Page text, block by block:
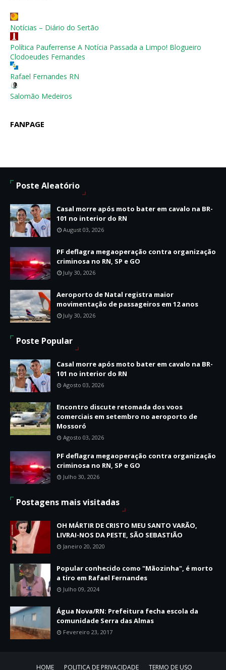
Notícias – Diário do Sertão
Política Pauferrense A Notícia Passada a Limpo! Blogueiro
Clodoeudes Fernandes
Rafael Fernandes RN
Salomão Medeiros
FANPAGE
Poste Aleatório
Casal morre após moto bater em cavalo na BR-
101 no interior do RN
August 03, 2026
PF deflagra megaoperação contra organização
criminosa no RN, SP e GO
July 30, 2026
Aeroporto de Natal registra maior
movimentação de passageiros em 12 anos
July 30, 2026
Poste Popular
Casal morre após moto bater em cavalo na BR-
101 no interior do RN
Agosto 03, 2026
Encontro discute retomada dos voos
comerciais em setembro no aeroporto de
Mossoró
Agosto 03, 2026
PF deflagra megaoperação contra organização
criminosa no RN, SP e GO
Julho 30, 2026
Postagens mais visitadas
OH MÁRTIR DE CRISTO MEU SANTO VARÃO,
LIVRAI-NOS DA PESTE, SÃO SEBASTIÃO
Janeiro 20, 2020
Popular conhecido como "Mãozinha", é morto
a tiro em Rafael Fernandes
Julho 09, 2024
Água Nova/RN: Prefeitura fecha escola da
comunidade Serra das Almas
Fevereiro 23, 2017
HOME POLITICA DE PRIVACIDADE TERMO DE USO